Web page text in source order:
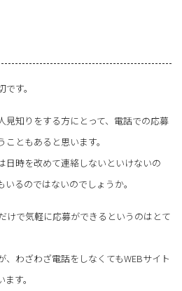
す。
見知りをする方にとって、電話での応募
ともあると思います。
日時を改めて連絡しないといけないの
るのではないのでしょうか。
けで気軽に応募ができるというのはとて
わざわざ電話をしなくてもWEBサイト
す。